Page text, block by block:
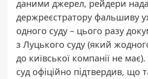
даними джерел, рейдери
держреєстратору фальшиву
одного суду – цього разу
з Луцького суду (який
до київської компанії не
суд офіційно підтвердив, що